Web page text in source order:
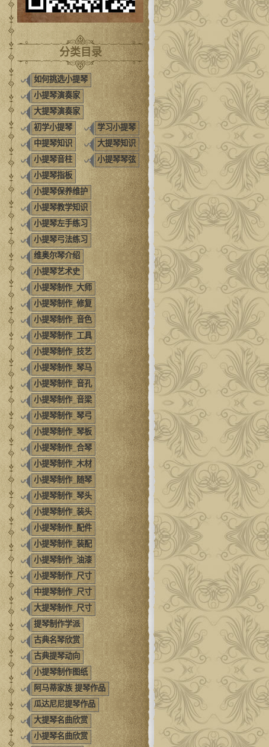
分类目录
如何挑选小提琴
小提琴演奏家
大提琴演奏家
初学小提琴
学习小提琴
中提琴知识
大提琴知识
小提琴音柱
小提琴琴弦
小提琴指板
小提琴保养维护
小提琴教学知识
小提琴左手练习
小提琴弓法练习
维奥尔琴介绍
小提琴艺术史
小提琴制作_大师
小提琴制作_修复
小提琴制作_音色
小提琴制作_工具
小提琴制作_技艺
小提琴制作_琴马
小提琴制作_音孔
小提琴制作_音梁
小提琴制作_琴弓
小提琴制作_琴板
小提琴制作_合琴
小提琴制作_木材
小提琴制作_随琴
小提琴制作_琴头
小提琴制作_装头
小提琴制作_配件
小提琴制作_装配
小提琴制作_油漆
小提琴制作_尺寸
中提琴制作_尺寸
大提琴制作_尺寸
提琴制作学派
古典名琴欣赏
古典提琴动向
小提琴制作图纸
阿马蒂家族 提琴作品
瓜达尼尼提琴作品
大提琴名曲欣赏
小提琴名曲欣赏